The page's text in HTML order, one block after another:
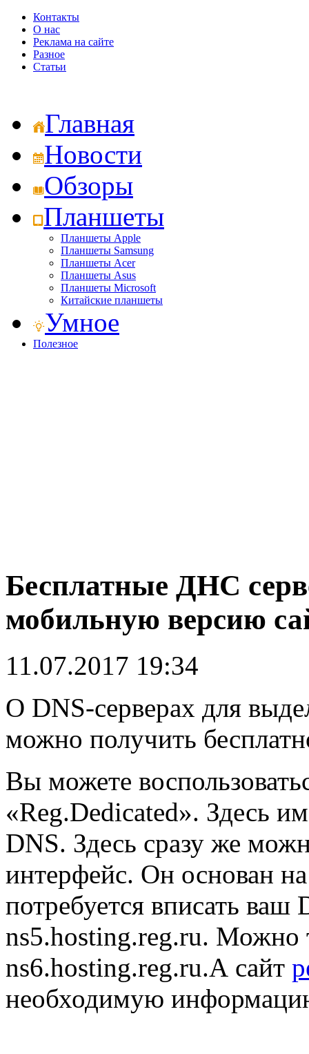
Контакты
О нас
Реклама на сайте
Разное
Статьи
Главная
Новости
Обзоры
Планшеты
Планшеты Apple
Планшеты Samsung
Планшеты Acer
Планшеты Asus
Планшеты Microsoft
Китайские планшеты
Умное
Полезное
Бесплатные ДНС
мобильную версию
11.07.2017 19:34
О DNS-серверах для
можно получить
Вы можете
«Reg.Dedicated». Здесь
DNS. Здесь сразу же
интерфейс. Он основан
потребуется вписать
ns5.hosting.reg.ru. Можно
ns6.hosting.reg.ru.А сайт
необходимую